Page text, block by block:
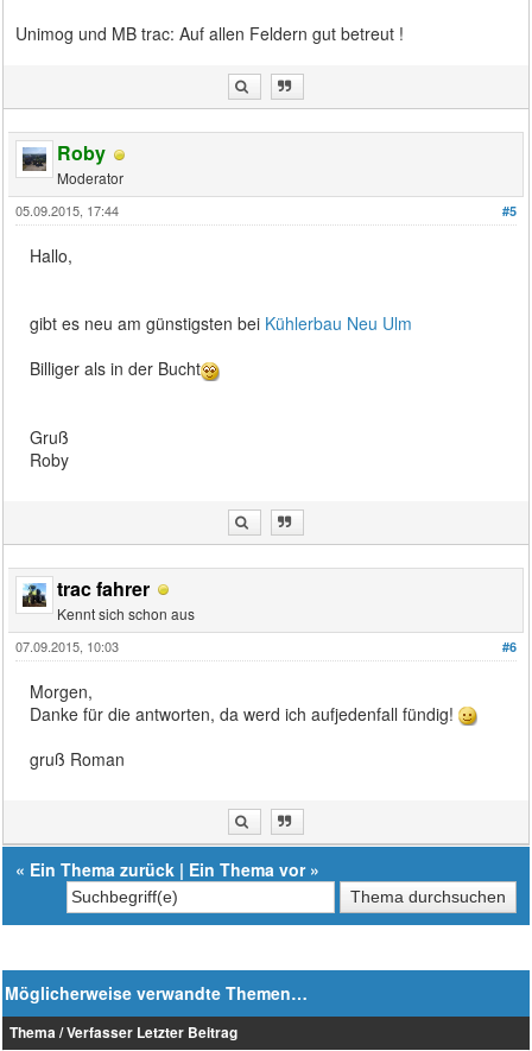
Unimog und MB trac: Auf allen Feldern gut betreut !
Roby
Moderator
#5
05.09.2015, 17:44
Hallo,
gibt es neu am günstigsten bei Kühlerbau Neu Ulm
Billiger als in der Bucht
Gruß
Roby
trac fahrer
Kennt sich schon aus
#6
07.09.2015, 10:03
Morgen,
Danke für die antworten, da werd ich aufjedenfall fündig!
gruß Roman
« Ein Thema zurück | Ein Thema vor»
Möglicherweise verwandte Themen…
Thema / Verfasser Letzter Beitrag